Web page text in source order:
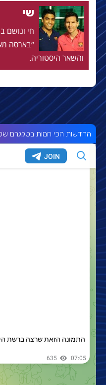
שי
״בארסה
והשאר היסטוריה.
החדשות הכי חמות בטלגרם